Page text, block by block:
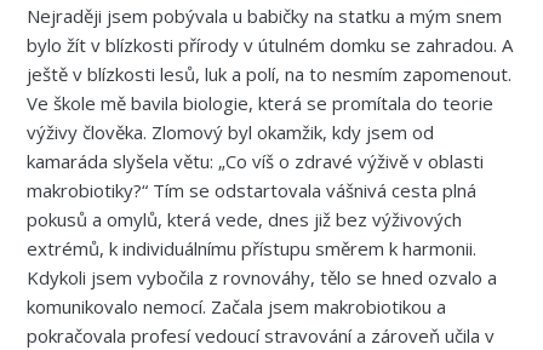
Nejraději jsem pobývala u babičky na statku a mým snem
bylo žít v blízkosti přírody v útulném domku se zahradou. A
ještě v blízkosti lesů, luk a polí, na to nesmím zapomenout.
Ve škole mě bavila biologie, která se promítala do teorie
výživy člověka. Zlomový byl okamžik, kdy jsem od
kamaráda slyšela větu: „Co víš o zdravé výživě v oblasti
makrobiotiky?“ Tím se odstartovala vášnivá cesta plná
pokusů a omylů, která vede, dnes již bez výživových
extrémů, k individuálnímu přístupu směrem k harmonii.
Kdykoli jsem vybočila z rovnováhy, tělo se hned ozvalo a
komunikovalo nemocí. Začala jsem makrobiotikou a
pokračovala profesí vedoucí stravování a zároveň učila v